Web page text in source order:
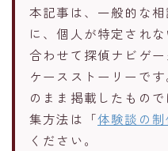
本記事は、一般的な
に、個人が特定され
合わせて探偵ナビゲ
ケースストーリーで
のまま掲載したもの
集方法は「体験談の
ください。